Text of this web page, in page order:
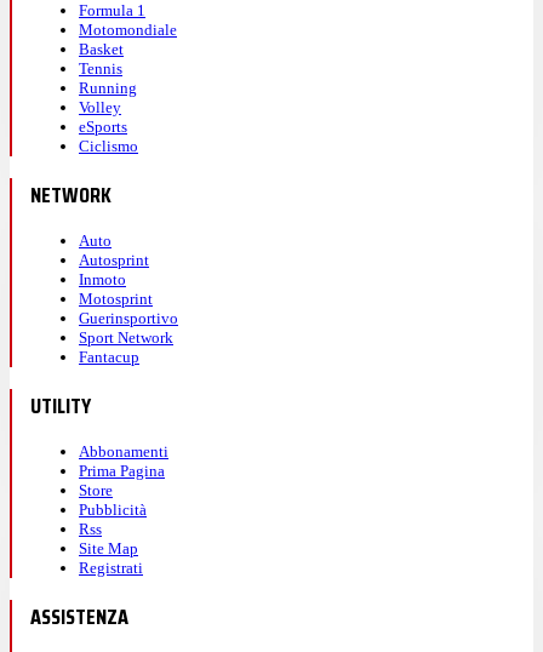
Formula 1
Motomondiale
Basket
Tennis
Running
Volley
eSports
Ciclismo
NETWORK
Auto
Autosprint
Inmoto
Motosprint
Guerinsportivo
Sport Network
Fantacup
UTILITY
Abbonamenti
Prima Pagina
Store
Pubblicità
Rss
Site Map
Registrati
ASSISTENZA